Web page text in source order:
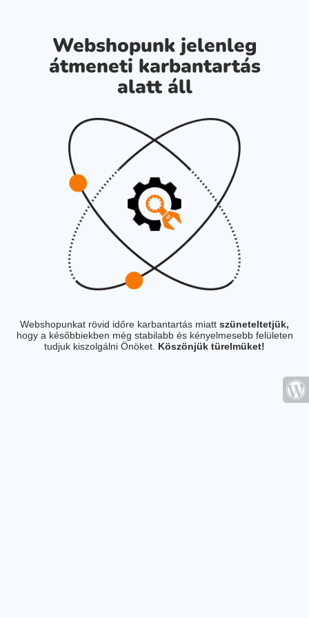
Webshopunk jelenleg
átmeneti karbantartás
alatt áll
Webshopunkat rövid időre karbantartás miatt szüneteltetjük,
hogy a későbbiekben még stabilabb és kényelmesebb felületen
tudjuk kiszolgálni Önöket. Köszönjük türelmüket!